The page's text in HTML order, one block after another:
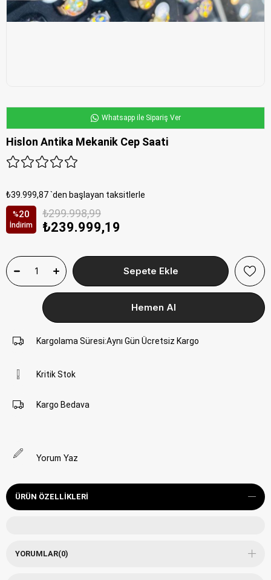
Whatsapp ile Sipariş Ver
Hislon Antika Mekanik Cep Saati
₺39.999,87`den başlayan taksitlerle
%20
İndirim
₺299.998,99
₺239.999,19
Kargolama Süresi:Aynı Gün Ücretsiz Kargo
Kritik Stok
Kargo Bedava
Yorum Yaz
ÜRÜN ÖZELLIKLERI
YORUMLAR(0)